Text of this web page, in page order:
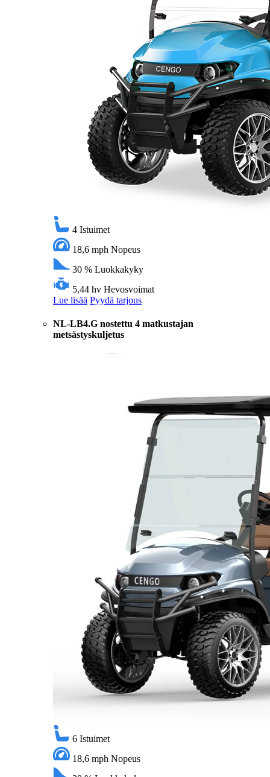
4 Istuimet
18,6 mph Nopeus
30 % Luokkakyky
5,44 hv Hevosvoimat
Lue lisää Pyydä tarjous
NL-LB4.G nostettu 4 matkustajan
metsästyskuljetus
6 Istuimet
18,6 mph Nopeus